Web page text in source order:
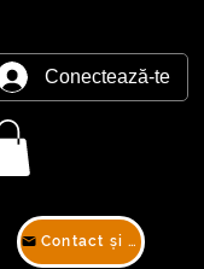
Conectează-te
Contact și ofertă